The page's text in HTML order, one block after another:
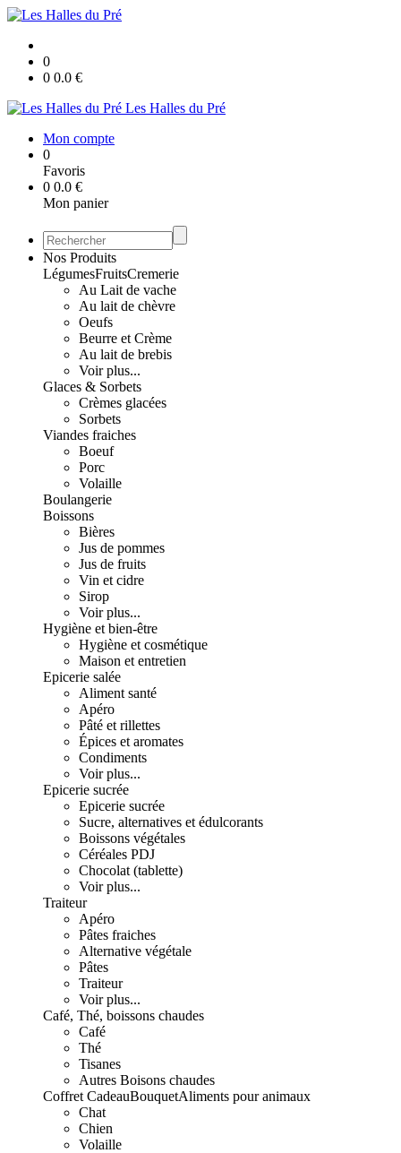
0
0 0.0 €
Les Halles du Pré
Mon compte
0
Favoris
0 0.0 €
Mon panier
Nos Produits
LégumesFruitsCremerie
Au Lait de vache
Au lait de chèvre
Oeufs
Beurre et Crème
Au lait de brebis
Voir plus...
Glaces & Sorbets
Crèmes glacées
Sorbets
Viandes fraiches
Boeuf
Porc
Volaille
Boulangerie
Boissons
Bières
Jus de pommes
Jus de fruits
Vin et cidre
Sirop
Voir plus...
Hygiène et bien-être
Hygiène et cosmétique
Maison et entretien
Epicerie salée
Aliment santé
Apéro
Pâté et rillettes
Épices et aromates
Condiments
Voir plus...
Epicerie sucrée
Epicerie sucrée
Sucre, alternatives et édulcorants
Boissons végétales
Céréales PDJ
Chocolat (tablette)
Voir plus...
Traiteur
Apéro
Pâtes fraiches
Alternative végétale
Pâtes
Traiteur
Voir plus...
Café, Thé, boissons chaudes
Café
Thé
Tisanes
Autres Boisons chaudes
Coffret CadeauBouquetAliments pour animaux
Chat
Chien
Volaille